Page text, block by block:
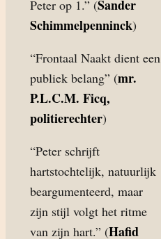
Peter op 1.” (Sander
Schimmelpenninck)
“Frontaal Naakt dient een
publiek belang” (mr.
P.L.C.M. Ficq,
politierechter)
“Peter schrijft
hartstochtelijk, natuurlijk
beargumenteerd, maar
zijn stijl volgt het ritme
van zijn hart.” (Hafid